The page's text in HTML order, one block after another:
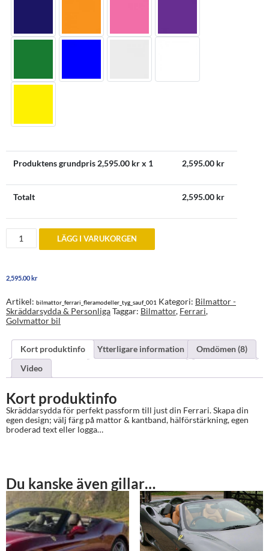
Produktens grundpris 2,595.00 kr x 1 2,595.00 kr
Totalt 2,595.00 kr
Ferrari
Bilmattor
-
personliga
LÄGG I VARUKORGEN
2,595.00kr
Artikel: bilmattor_ferrari_fleramodeller_tyg_sauf_001 Kategori: Bilmattor -
Skräddarsydda & PersonligaTaggar: Bilmattor, Ferrari,
Golvmattor bil
Kort produktinfo Ytterligare information
Omdömen (8)
Video
Kort produktinfo
Skräddarsydda för perfekt passform till just din Ferrari. Skapa din
egen design; välj färg på mattor & kantband, hälförstärkning, egen
broderad text eller logga…
Du kanske även gillar…